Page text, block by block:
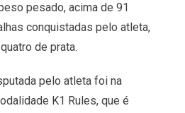
pesado, acima de 91
conquistadas pelo atleta,
de prata.
pelo atleta foi na
K1 Rules, que é